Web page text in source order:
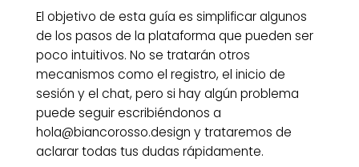
El objetivo de esta guía es simplificar algunos
de los pasos de la plataforma que pueden ser
poco intuitivos. No se tratarán otros
mecanismos como el registro, el inicio de
sesión y el chat, pero si hay algún problema
puede seguir escribiéndonos a
hola@biancorosso.design y trataremos de
aclarar todas tus dudas rápidamente.